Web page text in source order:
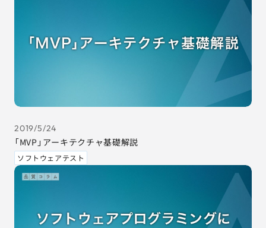
2019/5/24
「MVP」アーキテクチャ基礎解説
ソフトウェアテスト